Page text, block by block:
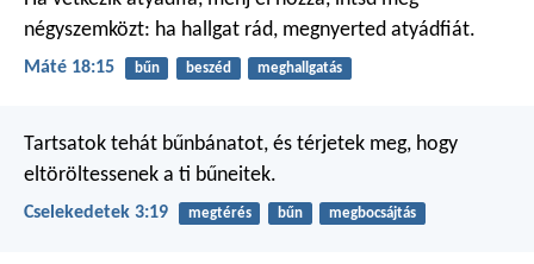
négyszemközt: ha hallgat rád, megnyerted atyádfiát.
Máté 18:15 bűn beszéd meghallgatás
Tartsatok tehát bűnbánatot, és térjetek meg, hogy
eltöröltessenek a ti bűneitek.
Cselekedetek 3:19 megtérés bűn megbocsájtás